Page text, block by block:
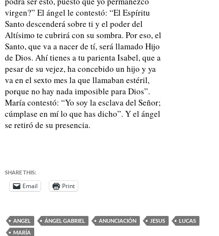
virgen?” El ángel le contestó: “El Espíritu
Santo descenderá sobre ti y el poder del
Altísimo te cubrirá con su sombra. Por eso, el
Santo, que va a nacer de tí, será llamado Hijo
de Dios. Ahí tienes a tu parienta Isabel, que a
pesar de su vejez, ha concebido un hijo y ya
va en el sexto mes la que llamaban estéril,
porque no hay nada imposible para Dios”.
María contestó: “Yo soy la esclava del Señor;
cúmplase en mí lo que has dicho”. Y el ángel
se retiró de su presencia.
SHARE THIS:
Email Print
ANGEL ÁNGEL GABRIEL ANUNCIACIÓN JESUS
LUCAS
MARÍA